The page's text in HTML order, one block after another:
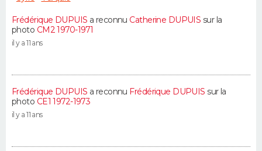
Frédérique DUPUIS a reconnu Catherine DUPUIS sur la
photo CM2 1970-1971
il y a 11 ans
Frédérique DUPUIS a reconnu Frédérique DUPUIS sur la
photo CE1 1972-1973
il y a 11 ans